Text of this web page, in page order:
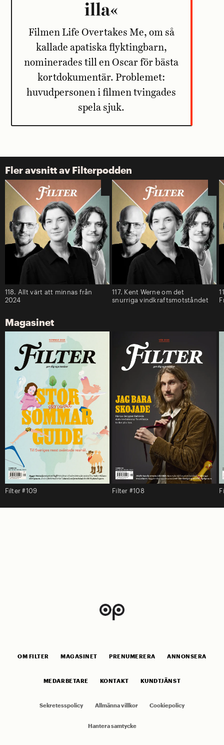
illa«
Filmen Life Overtakes Me, om så
kallade apatiska flyktingbarn,
nominerades till en Oscar för bästa
kortdokumentär. Problemet:
huvudpersonen i filmen tvingades
spela sjuk.
Fler avsnitt av Filterpodden
118. Allt värt att minnas från
2024
117. Kent Werne om det
snurriga vindkraftsmotståndet
Magasinet
Filter #109 Filter #108
OM FILTER MAGASINET PRENUMERERA ANNONSERA
MEDARBETARE KONTAKT KUNDTJÄNST
Sekretesspolicy Allmänna villkor Cookiepolicy
Hantera samtycke